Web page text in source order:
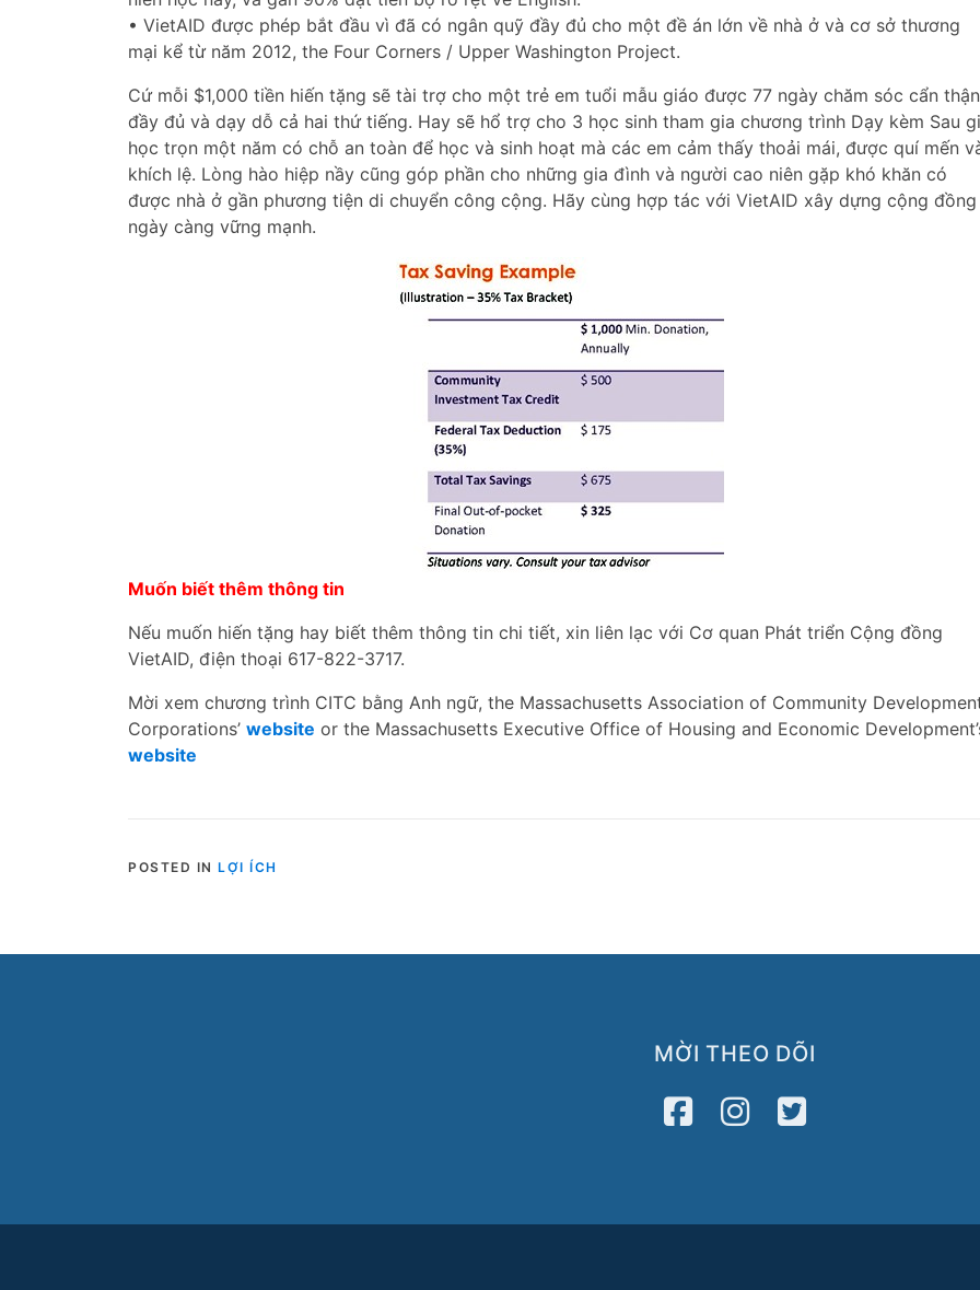
• VietAID được phép bắt đầu vì đã có ngân quỹ đầy đủ cho một đề án lớn về nhà ở và cơ sở thương
mại kể từ năm 2012, the Four Corners / Upper Washington Project.
Cứ mỗi $1,000 tiền hiến tặng sẽ tài trợ cho một trẻ em tuổi mẫu giáo được 77 ngày chăm sóc cẩn
đầy đủ và dạy dỗ cả hai thứ tiếng. Hay sẽ hổ trợ cho 3 học sinh tham gia chương trình Dạy kèm Sau
học trọn một năm có chỗ an toàn để học và sinh hoạt mà các em cảm thấy thoải mái, được quí mến
khích lệ. Lòng hào hiệp nầy cũng góp phần cho những gia đình và người cao niên gặp khó khăn có
được nhà ở gần phương tiện di chuyển công cộng. Hãy cùng hợp tác với VietAID xây dựng cộng đồng
ngày càng vững mạnh.
Muốn biết thêm thông tin
Nếu muốn hiến tặng hay biết thêm thông tin chi tiết, xin liên lạc với Cơ quan Phát triển Cộng đồng
VietAID, điện thoại 617-822-3717.
Mời xem chương trình CITC bằng Anh ngữ, the Massachusetts Association of Community
Corporations’ website or the Massachusetts Executive Office of Housing and Economic
website
POSTED IN LỢI ÍCH
MỜI THEO DÕI